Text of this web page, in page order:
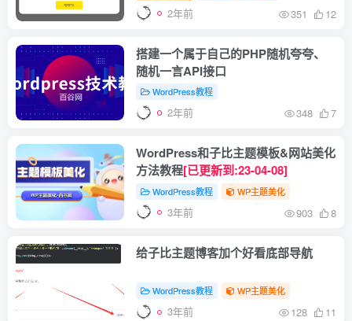
2年前 351 12
搭建一个属于自己的PHP随机夸夸、
随机一言API接口
WordPress教程
2年前 348 7
WordPress和子比主题模板&网站美化
方法教程[已更新到:23-04-08]
WordPress教程 WP主题美化
3年前 903 8
给子比主题博客加个好看底部导航
WordPress教程 WP主题美化
3年前 128 11